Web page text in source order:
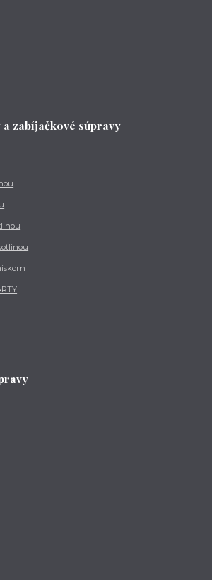
zabíjačkové súpravy